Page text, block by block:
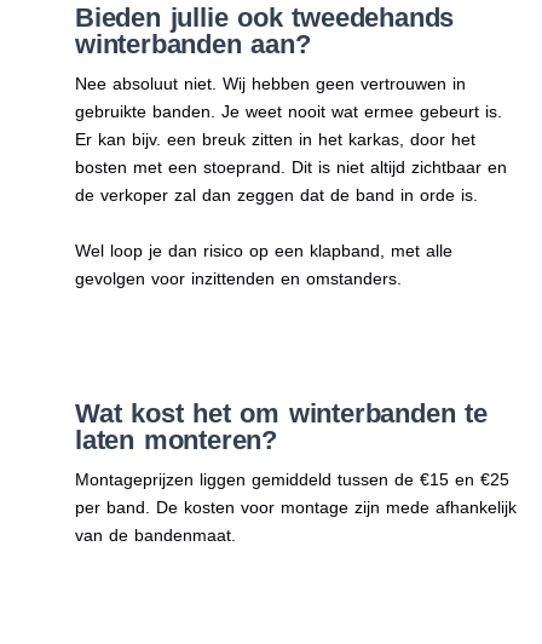
Bieden jullie ook tweedehands
winterbanden aan?
Nee absoluut niet. Wij hebben geen vertrouwen in
gebruikte banden. Je weet nooit wat ermee gebeurt is.
Er kan bijv. een breuk zitten in het karkas, door het
bosten met een stoeprand. Dit is niet altijd zichtbaar en
de verkoper zal dan zeggen dat de band in orde is.
Wel loop je dan risico op een klapband, met alle
gevolgen voor inzittenden en omstanders.
Wat kost het om winterbanden te
laten monteren?
Montageprijzen liggen gemiddeld tussen de €15 en €25
per band. De kosten voor montage zijn mede afhankelijk
van de bandenmaat.